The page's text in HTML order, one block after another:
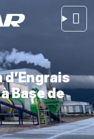
d’Engrais
Base de